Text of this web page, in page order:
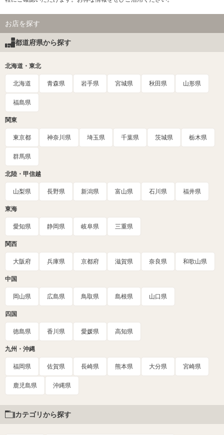
お店を探す
都道府県から探す
北海道・東北
北海道 青森県 岩手県 宮城県 秋田県 山形県
福島県
関東
東京都 神奈川県 埼玉県 千葉県 茨城県 栃木県
群馬県
北陸・甲信越
山梨県 長野県 新潟県 富山県 石川県 福井県
東海
愛知県 静岡県 岐阜県 三重県
関西
大阪府 兵庫県 京都府 滋賀県 奈良県 和歌山県
中国
岡山県 広島県 鳥取県 島根県 山口県
四国
徳島県 香川県 愛媛県 高知県
九州・沖縄
福岡県 佐賀県 長崎県 熊本県 大分県 宮崎県
鹿児島県 沖縄県
カテゴリから探す